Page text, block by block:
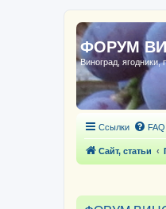
ФОРУМ
Виноград, ягодники,
Ссылки FAQ
Сайт, статьи